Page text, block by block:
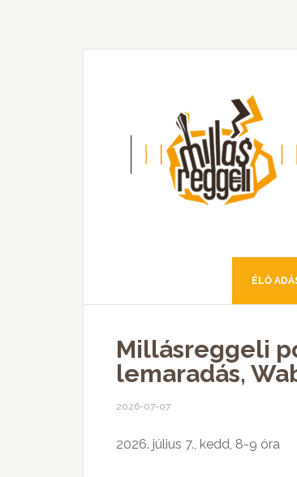
ÉLŐ
Millásreggeli
lemaradás,
2026-07-07
2026. július 7., kedd, 8-9 óra